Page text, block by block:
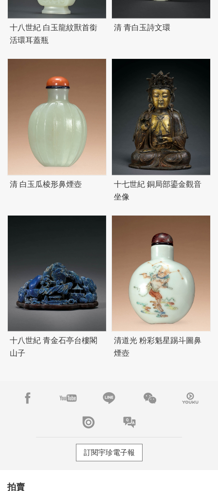
十八世紀 白玉龍紋獸首銜
活環耳蓋瓶
清 青白玉詩文環
清 白玉瓜棱形鼻煙壺
十七世紀 銅局部鎏金觀音
坐像
十八世紀 青金石亭台樓閣
山子
清道光 粉彩魁星踢斗圖鼻
煙壺
訂閱宇珍電子報
拍賣